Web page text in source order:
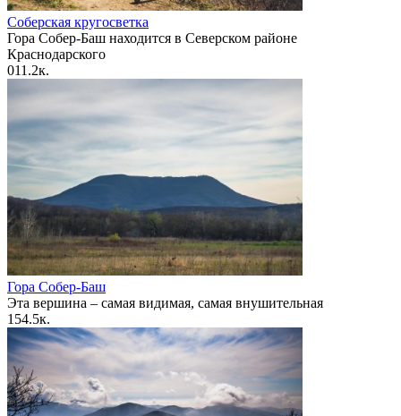
Соберская кругосветка
Гора Собер-Баш находится в Северском районе
Краснодарского
011.2к.
Гора Собер-Баш
Эта вершина – самая видимая, самая внушительная
1 54.5к.